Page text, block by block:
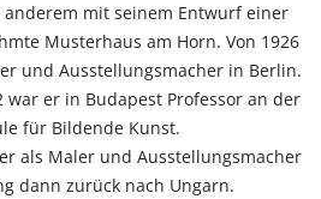
mit seinem Entwurf einer
Musterhaus am Horn. Von 1926
und Ausstellungsmacher in Berlin.
war er in Budapest Professor an der
für Bildende Kunst.
als Maler und Ausstellungsmacher
dann zurück nach Ungarn.